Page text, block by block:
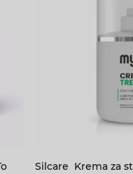
Silcare Krema za